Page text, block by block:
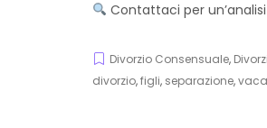
Contattaci per
Divorzio Consensuale,
divorzio,figli, separazione,